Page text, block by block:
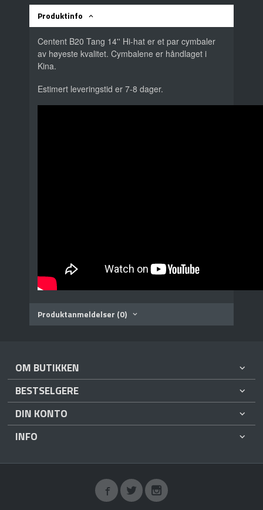
Produktinfo
Centent B20 Tang 14'' Hi-hat er et par cymbaler
av høyeste kvalitet. Cymbalene er håndlaget i
Kina.
Estimert leveringstid er 7-8 dager.
Produktanmeldelser (0)
OM BUTIKKEN
BESTSELGERE
DIN KONTO
INFO